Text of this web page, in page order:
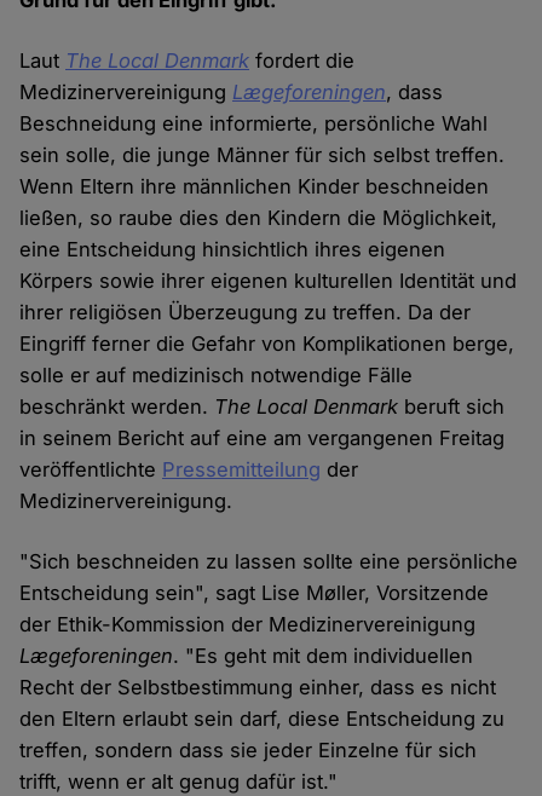
Laut The Local Denmark fordert die
Medizinervereinigung Lægeforeningen, dass
Beschneidung eine informierte, persönliche Wahl
sein solle, die junge Männer für sich selbst treffen.
Wenn Eltern ihre männlichen Kinder beschneiden
ließen, so raube dies den Kindern die Möglichkeit,
eine Entscheidung hinsichtlich ihres eigenen
Körpers sowie ihrer eigenen kulturellen Identität und
ihrer religiösen Überzeugung zu treffen. Da der
Eingriff ferner die Gefahr von Komplikationen berge,
solle er auf medizinisch notwendige Fälle
beschränkt werden. The Local Denmark beruft sich
in seinem Bericht auf eine am vergangenen Freitag
veröffentlichte Pressemitteilung der
Medizinervereinigung.
"Sich beschneiden zu lassen sollte eine persönliche
Entscheidung sein", sagt Lise Møller, Vorsitzende
der Ethik-Kommission der Medizinervereinigung
Lægeforeningen. "Es geht mit dem individuellen
Recht der Selbstbestimmung einher, dass es nicht
den Eltern erlaubt sein darf, diese Entscheidung zu
treffen, sondern dass sie jeder Einzelne für sich
trifft, wenn er alt genug dafür ist."